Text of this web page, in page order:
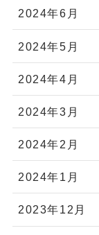
2024年6月
2024年5月
2024年4月
2024年3月
2024年2月
2024年1月
2023年12月